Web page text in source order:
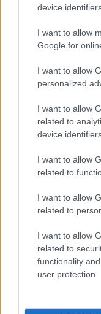
device
I want to allow
Google for
I want to allow
personalized
I want to allow
related to
device
I want to allow
related to
I want to allow
related to
I want to allow
related to
functionality
user protection.
Η αποστολή
σταμάτησε
από την πάνω
ΚΤΕΟ
σε αυτά τα 2,5
καταγράψει με
υπόσχονται να
τους με
ασφάλεια 100%.